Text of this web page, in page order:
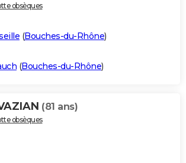
obsèques
(Bouches-du-Rhône)
(Bouches-du-Rhône)
(81 ans)
obsèques